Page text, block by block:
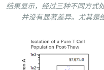
结果显示，经过三种不同方式
并没有显著差异。尤其是